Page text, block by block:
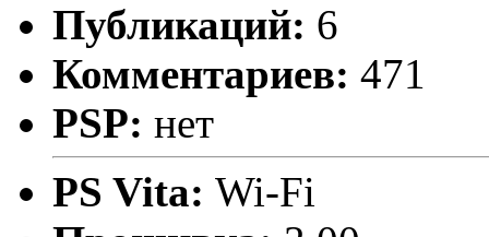
Публикаций: 6
Комментариев: 471
PSP: нет
PS Vita: Wi-Fi